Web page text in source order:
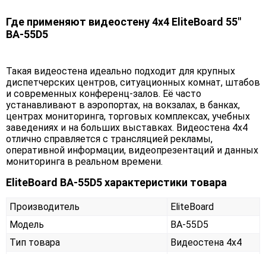
Где применяют видеостену 4х4 EliteBoard 55"
BA-55D5
Такая видеостена идеально подходит для крупных
диспетчерских центров, ситуационных комнат, штабов
и современных конференц-залов. Её часто
устанавливают в аэропортах, на вокзалах, в банках,
центрах мониторинга, торговых комплексах, учебных
заведениях и на больших выставках. Видеостена 4х4
отлично справляется с трансляцией рекламы,
оперативной информации, видеопрезентаций и данных
мониторинга в реальном времени.
EliteBoard BA-55D5 характеристики товара
Производитель
EliteBoard
Модель
BA-55D5
Тип товара
Видеостена 4х4